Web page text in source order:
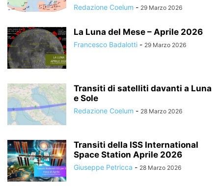
Redazione Coelum - 29 Marzo 2026
La Luna del Mese – Aprile 2026
Francesco Badalotti - 29 Marzo 2026
Transiti di satelliti davanti a Luna
e Sole
Redazione Coelum - 28 Marzo 2026
Transiti della ISS International
Space Station Aprile 2026
Giuseppe Petricca - 28 Marzo 2026